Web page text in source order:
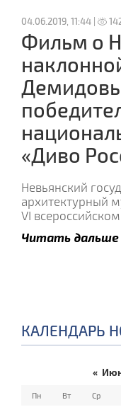
04.06.2019, 11:44 |
Фильм о
«Диво
Невьянский
архитектурный
VI
Читать дальше
КАЛЕНДАРЬ
«
Пн Вт Ср